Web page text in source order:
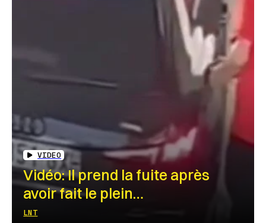
VIDEO
Vidéo: Il prend la fuite après
avoir fait le plein…
LNT